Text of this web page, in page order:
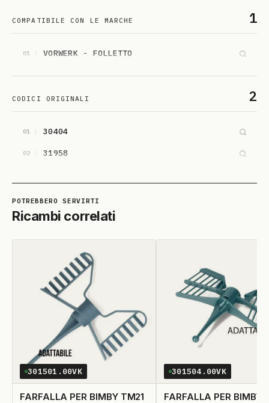
COMPATIBILE CON LE MARCHE 1
01 VORWERK - FOLLETTO
CODICI ORIGINALI 2
01 30404
02 31958
Ricambi correlati
301501.00VK
FARFALLA PER BIMBY TM21
301504.00VK
FARFALLA PER BIMBY